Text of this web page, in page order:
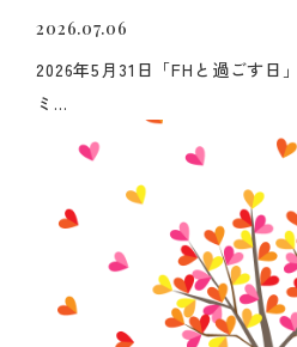
2026.07.06
2026年5月31日「FHと過ごす日
ミ...